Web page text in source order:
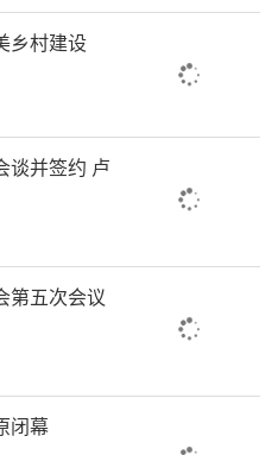
乡村建设
谈并签约 卢
第五次会议
闭幕